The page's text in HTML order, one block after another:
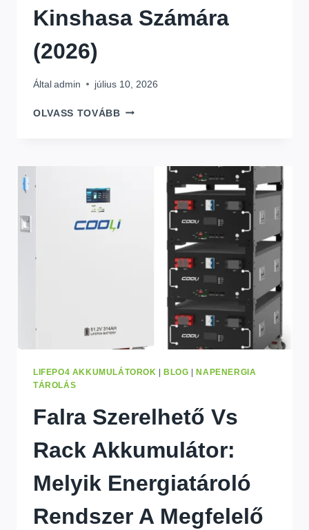
Kinshasa Számára
(2026)
Által admin július 10, 2026
OLVASS TOVÁBB A
VÁSÁRLÁSI
ÚTMUTATÓ
KINSHASA
SZÁMÁRA
LIFEPO4 AKKUMULÁTOROK BLOG
NAPENERGIA
TÁROLÁS
Falra Szerelhető Vs
Rack Akkumulátor:
Melyik Energiatároló
Rendszer A Megfelelő